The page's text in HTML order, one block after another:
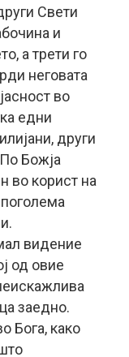
Свети
и
а трети го
неговата
во
едни
други
По Божја
во корист на
видение
од овие
заедно.
Бога, како